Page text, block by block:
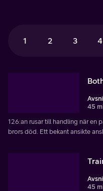
1 2 3 4
45
126:an rusar till handling när en
brors död. Ett bekant ansikte
45